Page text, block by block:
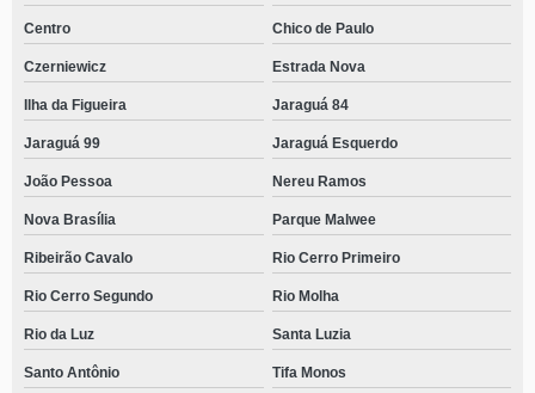
Centro Chico de Paulo
Czerniewicz Estrada Nova
Ilha da Figueira Jaraguá 84
Jaraguá 99 Jaraguá Esquerdo
João Pessoa Nereu Ramos
Nova Brasília Parque Malwee
Ribeirão Cavalo Rio Cerro Primeiro
Rio Cerro Segundo Rio Molha
Rio da Luz Santa Luzia
Santo Antônio Tifa Monos